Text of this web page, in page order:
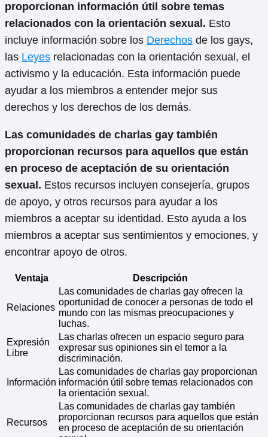
proporcionan información útil sobre temas
relacionados con la orientación sexual. Esto
incluye información sobre los Derechos de los gays,
las Leyes relacionadas con la orientación sexual, el
activismo y la educación. Esta información puede
ayudar a los miembros a entender mejor sus
derechos y los derechos de los demás.
Las comunidades de charlas gay también
proporcionan recursos para aquellos que están
en proceso de aceptación de su orientación
sexual. Estos recursos incluyen consejería, grupos
de apoyo, y otros recursos para ayudar a los
miembros a aceptar su identidad. Esto ayuda a los
miembros a aceptar sus sentimientos y emociones, y
encontrar apoyo de otros.
Ventaja Descripción
Relaciones
Las comunidades de charlas gay ofrecen la
oportunidad de conocer a personas de todo el
mundo con las mismas preocupaciones y
luchas.
Expresión
Libre
Las charlas ofrecen un espacio seguro para
expresar sus opiniones sin el temor a la
discriminación.
Información
Las comunidades de charlas gay proporcionan
información útil sobre temas relacionados con
la orientación sexual.
Recursos
Las comunidades de charlas gay también
proporcionan recursos para aquellos que están
en proceso de aceptación de su orientación